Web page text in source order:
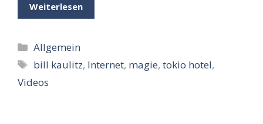
Weiterlesen
Kategorien
Allgemein
Schlagwörter
bill kaulitz, Internet, magie,tokio hotel,
Videos